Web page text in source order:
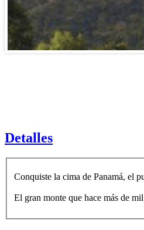
Detalles
Conquiste la cima de Panamá, el
El gran monte que hace más de